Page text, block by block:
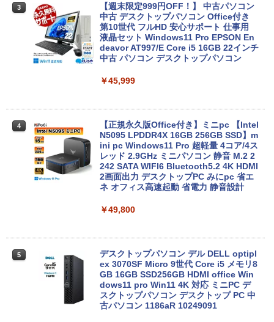
3
富士通 LIFEBOOK U9310/DX Core i5 10
210U 1.6GHz/8GB/256GB(SSD)/13.3W/
FHD(1920x1080)/Win11 バッテリ劣化
【中古】【20260619】
￥16,500
12.1型 カメラ付き ] : アウトレット ●
【今だけSSD倍増中↑】 中古 ノートパソ
コン レッツノート Let's note 2in1タブ
レットOffice選択可 PC おしゃれなカラ
ーから選べる
￥19,980
ソコン 14インチ 最大SSD1TB メモリ16
GB Core i5 第8世代 Microsoft Office付
き Windows11 DELL Latitude 5400 Mi
crosoft Office付き 中古ノートパソコン
ノートPC パソコン カメラ 軽量 薄型
3
【週末限定999円OFF！】 中古パソコン
中古 デスクトップパソコン Office付き
第10世代 フルHD 安心サポート 仕事用
液晶セット Windows11 Pro EPSON En
deavor AT997/E Core i5 16GB 22インチ
中古 パソコン デスクトップパソコン
￥45,999
4
【正規永久版Office付き】ミニpc 【Intel
N5095 LPDDR4X 16GB 256GB SSD】m
ini pc Windows11 Pro 超軽量 4コア/4ス
レッド 2.9GHz ミニパソコン 静音 M.2 2
242 SATA WIFI6 Bluetooth5.2 4K HDMI
2画面出力 デスクトップPC みにpc 省エ
ネ オフィス高速起動 省電力 静音設計
￥49,800
5
デスクトップパソコン デル DELL optipl
ex 3070SF Micro 9世代 Core i5 メモリ8
GB 16GB SSD256GB HDMI office Win
dows11 pro Win11 4K 対応 ミニPC デ
スクトップパソコン デスクトップ PC 中
古パソコン 1186aR 10249091